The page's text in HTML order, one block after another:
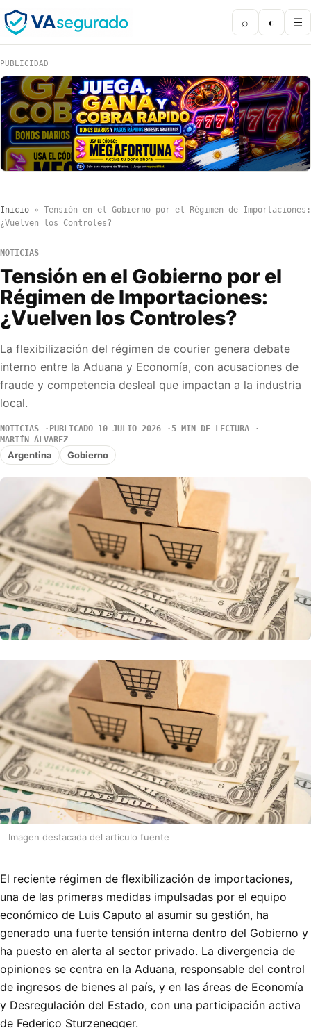
⌕ ◐ ☰
PUBLICIDAD
Inicio » Tensión en el Gobierno por el Régimen de Importaciones:
¿Vuelven los Controles?
NOTICIAS
Tensión en el Gobierno por el
Régimen de Importaciones:
¿Vuelven los Controles?
La flexibilización del régimen de courier genera debate
interno entre la Aduana y Economía, con acusaciones de
fraude y competencia desleal que impactan a la industria
local.
NOTICIAS PUBLICADO 10 JULIO 2026
5 MIN DE LECTURA
MARTÍN ÁLVAREZ
Argentina Gobierno
Imagen destacada del articulo fuente
El reciente régimen de flexibilización de importaciones,
una de las primeras medidas impulsadas por el equipo
económico de Luis Caputo al asumir su gestión, ha
generado una fuerte tensión interna dentro del Gobierno y
ha puesto en alerta al sector privado. La divergencia de
opiniones se centra en la Aduana, responsable del control
de ingresos de bienes al país, y en las áreas de Economía
y Desregulación del Estado, con una participación activa
de Federico Sturzenegger.